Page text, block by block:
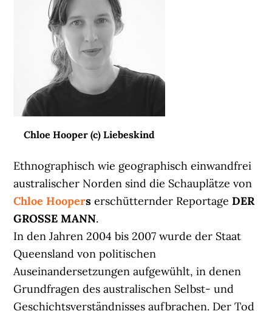
Chloe Hooper (c) Liebeskind
Ethnographisch wie geographisch einwandfrei
australischer Norden sind die Schauplätze von
Chloe Hoopers erschütternder ReportageDER
GROSSE MANN.
In den Jahren 2004 bis 2007 wurde der Staat
Queensland von politischen
Auseinandersetzungen aufgewühlt, in denen
Grundfragen des australischen Selbst- und
Geschichtsverständnisses aufbrachen. Der Tod